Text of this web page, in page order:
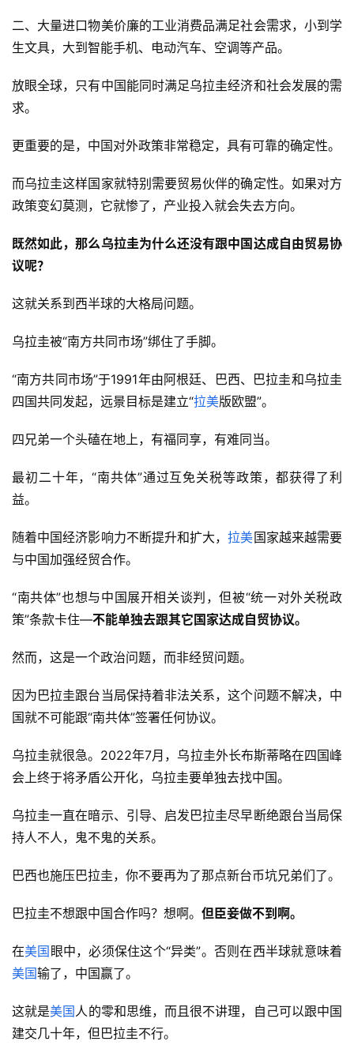
二、大量进口物美价廉的工业消费品满足社会需求，小到学
生文具，大到智能手机、电动汽车、空调等产品。
放眼全球，只有中国能同时满足乌拉圭经济和社会发展的需
求。
更重要的是，中国对外政策非常稳定，具有可靠的确定性。
而乌拉圭这样国家就特别需要贸易伙伴的确定性。如果对方
政策变幻莫测，它就惨了，产业投入就会失去方向。
既然如此，那么乌拉圭为什么还没有跟中国达成自由贸易协
议呢？
这就关系到西半球的大格局问题。
乌拉圭被“南方共同市场”绑住了手脚。
“南方共同市场”于1991年由阿根廷、巴西、巴拉圭和乌拉圭
四国共同发起，远景目标是建立“拉美版欧盟”。
四兄弟一个头磕在地上，有福同享，有难同当。
最初二十年，“南共体”通过互免关税等政策，都获得了利
益。
随着中国经济影响力不断提升和扩大，拉美国家越来越需要
与中国加强经贸合作。
“南共体”也想与中国展开相关谈判，但被“统一对外关税政
策”条款卡住—不能单独去跟其它国家达成自贸协议。
然而，这是一个政治问题，而非经贸问题。
因为巴拉圭跟台当局保持着非法关系，这个问题不解决，中
国就不可能跟“南共体”签署任何协议。
乌拉圭就很急。2022年7月，乌拉圭外长布斯蒂略在四国峰
会上终于将矛盾公开化，乌拉圭要单独去找中国。
乌拉圭一直在暗示、引导、启发巴拉圭尽早断绝跟台当局保
持人不人，鬼不鬼的关系。
巴西也施压巴拉圭，你不要再为了那点新台币坑兄弟们了。
巴拉圭不想跟中国合作吗？想啊。 但臣妾做不到啊。
在美国 眼中，必须保住这个“异类”。否则在西半球就意味着
美国输了，中国赢了。
这就是美国人的零和思维，而且很不讲理，自己可以跟中国
建交几十年，但巴拉圭不行。